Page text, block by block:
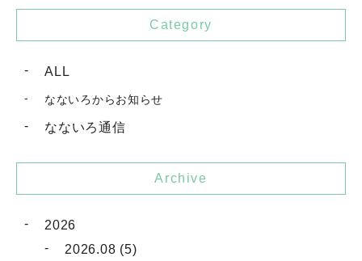
Category
ALL
なないろからお知らせ
なないろ通信
Archive
2026
2026.08 (5)